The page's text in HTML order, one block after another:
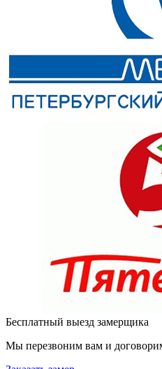
Бесплатный выезд замерщика
Мы перезвоним вам и